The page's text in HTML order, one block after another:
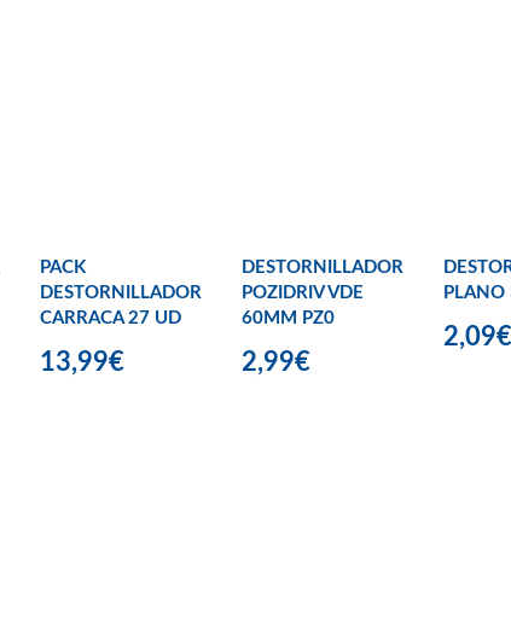
PACK
DESTORNILLADOR
CARRACA 27 UD
13,99€
DESTORNILLADOR
POZIDRIV VDE
60MM PZ0
2,99€
2,09€